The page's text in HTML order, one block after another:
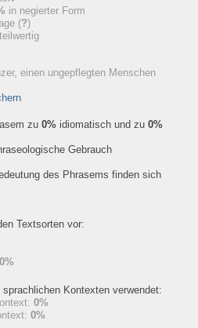
in negierter Form
(?)
einen ungepflegten Menschen
zu 0% idiomatisch und zu 0%
Gebrauch
des Phrasems finden sich
Textsorten vor:
0%
Kontexten verwendet:
0%
0%